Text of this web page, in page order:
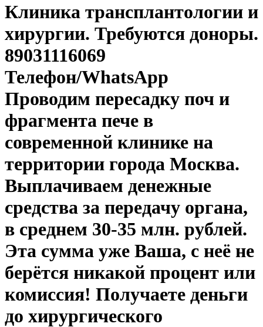
Клиника трансплантологии и
хирургии. Требуются доноры.
89031116069
Телефон/WhatsApp
Проводим пересадку поч и
фрагмента пече в
современной клинике на
территории города Москва.
Выплачиваем денежные
средства за передачу органа,
в среднем 30-35 млн. рублей.
Эта сумма уже Ваша, с неё не
берётся никакой процент или
комиссия! Получаете деньги
до хирургического